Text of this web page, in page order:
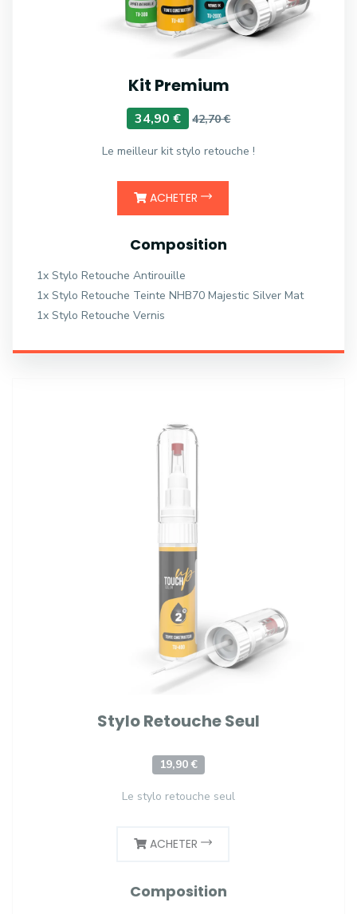
Kit Premium
34,90 € 42,70 €
Le meilleur kit stylo retouche !
ACHETER
Composition
1x Stylo Retouche Antirouille
1x Stylo Retouche Teinte NHB70 Majestic Silver Mat
1x Stylo Retouche Vernis
Stylo Retouche Seul
19,90 €
Le stylo retouche seul
ACHETER
Composition